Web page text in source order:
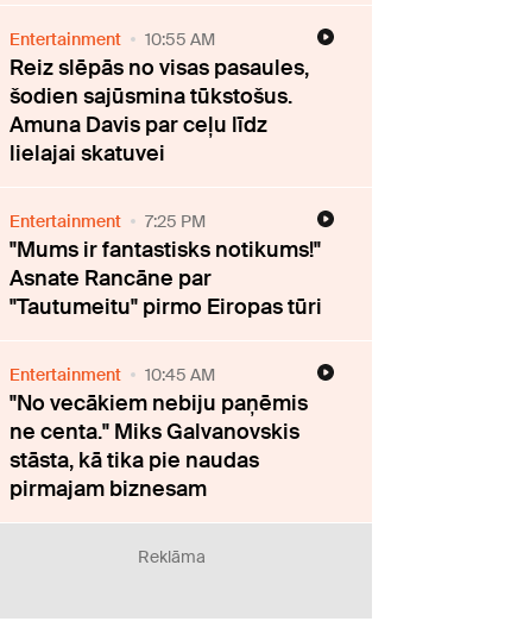
Entertainment 10:55 AM
Reiz slēpās no visas pasaules,
šodien sajūsmina tūkstošus.
Amuna Davis par ceļu līdz
lielajai skatuvei
Entertainment 7:25 PM
"Mums ir fantastisks notikums!"
Asnate Rancāne par
"Tautumeitu" pirmo Eiropas tūri
Entertainment 10:45 AM
"No vecākiem nebiju paņēmis
ne centa." Miks Galvanovskis
stāsta, kā tika pie naudas
pirmajam biznesam
Reklāma